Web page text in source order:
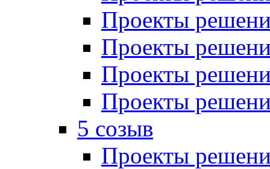
Проекты
Проекты
Проекты
Проекты
5 созыв
Проекты